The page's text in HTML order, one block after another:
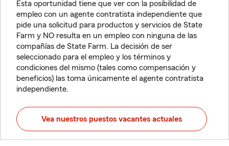
Esta oportunidad tiene que ver con la posibilidad de
empleo con un agente contratista independiente que
pide una solicitud para productos y servicios de State
Farm y NO resulta en un empleo con ninguna de las
compañías de State Farm. La decisión de ser
seleccionado para el empleo y los términos y
condiciones del mismo (tales como compensación y
beneficios) las toma únicamente el agente contratista
independiente.
Vea nuestros puestos vacantes actuales